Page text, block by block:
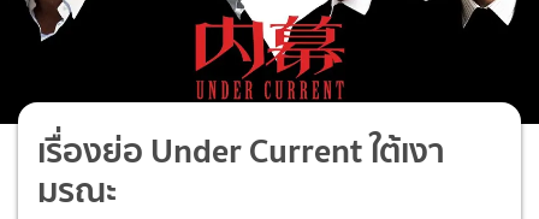
เรื่องย่อ Under Current ใต้เงา
มรณะ